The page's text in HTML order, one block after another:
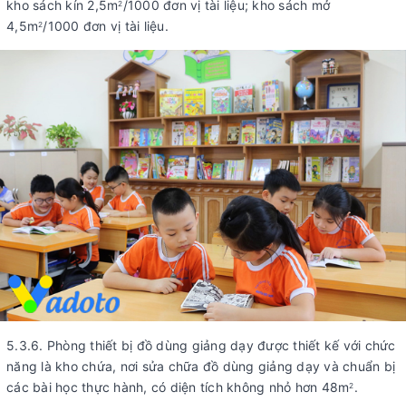
kho sách kín 2,5m2 /1000 đơn vị tài liệu; kho sách mở
4,5m2/1000 đơn vị tài liệu.
5.3.6. Phòng thiết bị đồ dùng giảng dạy được thiết kế với chức
năng là kho chứa, nơi sửa chữa đồ dùng giảng dạy và chuẩn bị
các bài học thực hành, có diện tích không nhỏ hơn 48m2 .